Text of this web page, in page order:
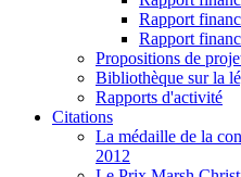
Rapport
Rapport
Propositions de
Bibliothèque sur la
Rapports d'activité
Citations
La médaille de la
2012